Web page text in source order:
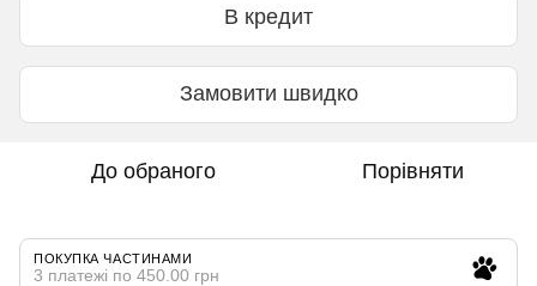
В кредит
Замовити швидко
До обраного Порівняти
ПОКУПКА ЧАСТИНАМИ
3 платежі по 450.00 грн